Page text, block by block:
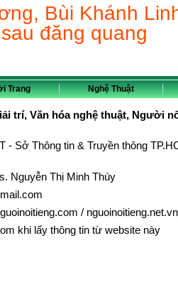
Bùi Khánh
đăng quang
Trang Nghệ Thuật
trí, Văn hóa nghệ thuật, Người
- Sở Thông tin & Truyền thông
Nguyễn Thị Minh Thúy
/ nguoinoitieng.net.vn
khi lấy thông tin từ website này